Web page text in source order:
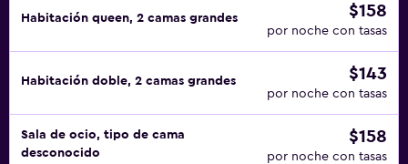
Habitación queen, 2 camas grandes $158
por noche con tasas
Habitación doble, 2 camas grandes $143
por noche con tasas
Sala de ocio, tipo de cama
desconocido
$158
por noche con tasas